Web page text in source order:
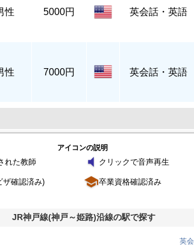
性 5000円 英会話・英語
性 7000円 英会話・英語
アイコンの説明
れた教師 volume_mute クリックで音声再生
ザ確認済み) school卒業資格確認済み
JR神戸線(神戸～姫路)沿線の駅で探す
英